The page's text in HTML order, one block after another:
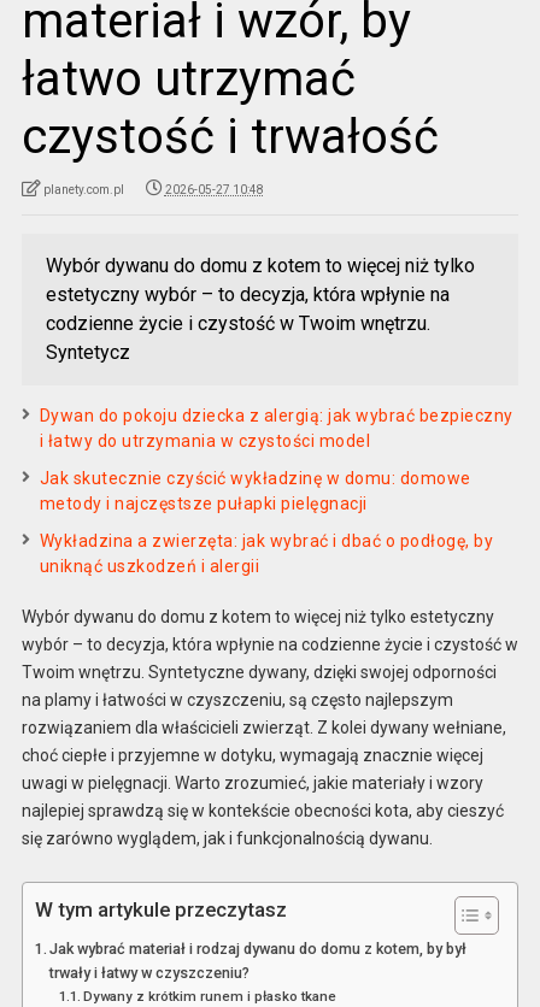
materiał i wzór, by
łatwo utrzymać
czystość i trwałość
planety.com.pl 2026-05-27 10:48
Wybór dywanu do domu z kotem to więcej niż tylko
estetyczny wybór – to decyzja, która wpłynie na
codzienne życie i czystość w Twoim wnętrzu.
Syntetycz
Dywan do pokoju dziecka z alergią: jak wybrać bezpieczny
i łatwy do utrzymania w czystości model
Jak skutecznie czyścić wykładzinę w domu: domowe
metody i najczęstsze pułapki pielęgnacji
Wykładzina a zwierzęta: jak wybrać i dbać o podłogę, by
uniknąć uszkodzeń i alergii
Wybór dywanu do domu z kotem to więcej niż tylko estetyczny
wybór – to decyzja, która wpłynie na codzienne życie i czystość w
Twoim wnętrzu. Syntetyczne dywany, dzięki swojej odporności
na plamy i łatwości w czyszczeniu, są często najlepszym
rozwiązaniem dla właścicieli zwierząt. Z kolei dywany wełniane,
choć ciepłe i przyjemne w dotyku, wymagają znacznie więcej
uwagi w pielęgnacji. Warto zrozumieć, jakie materiały i wzory
najlepiej sprawdzą się w kontekście obecności kota, aby cieszyć
się zarówno wyglądem, jak i funkcjonalnością dywanu.
W tym artykule przeczytasz
Jak wybrać materiał i rodzaj dywanu do domu z kotem, by był
trwały i łatwy w czyszczeniu?
Dywany z krótkim runem i płasko tkane